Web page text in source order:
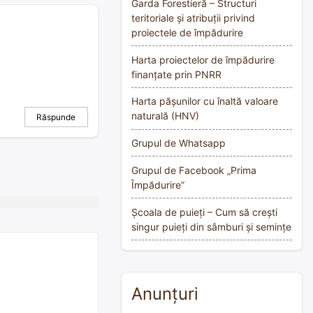
Răspunde
Garda Forestieră – Structuri
teritoriale și atribuții privind
proiectele de împădurire
Harta proiectelor de împădurire
finanțate prin PNRR
Harta pășunilor cu înaltă valoare
naturală (HNV)
Grupul de Whatsapp
Grupul de Facebook „Prima
Împădurire”
Școala de puieți – Cum să crești
singur puieți din sâmburi și semințe
Anunțuri